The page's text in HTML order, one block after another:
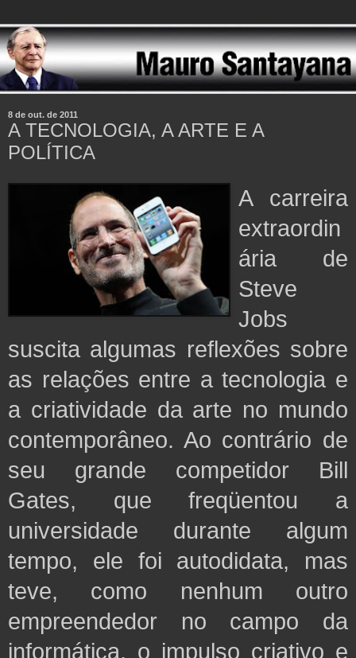
8 de out. de 2011
A TECNOLOGIA, A ARTE E A
POLÍTICA
A carreira
extraordin
ária de
Steve
Jobs
suscita algumas reflexões sobre
as relações entre a tecnologia e
a criatividade da arte no mundo
contemporâneo. Ao contrário de
seu grande
competidor Bill
Gates, que freqüentou a
universidade durante algum
tempo, ele foi autodidata, mas
teve, como nenhum outro
empreendedor no campo da
informática, o impulso criativo e